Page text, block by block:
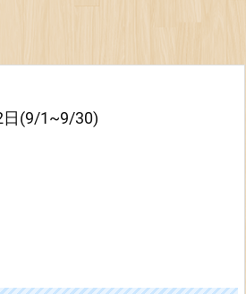
日(9/1~9/30)